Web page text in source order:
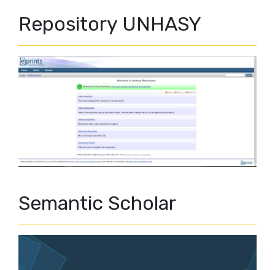
Repository UNHASY
Semantic Scholar